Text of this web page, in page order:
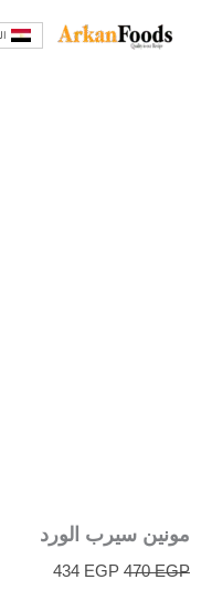
مونين سيرب الورد
470EGP
الأصلي
434 EGP
الحالي